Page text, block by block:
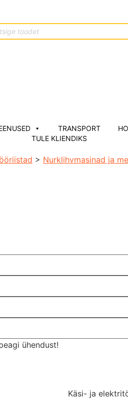
TRANSPORT
TULE KLIENDIKS
> Nurklihvmasinad ja
ühendust!
Käsi- ja